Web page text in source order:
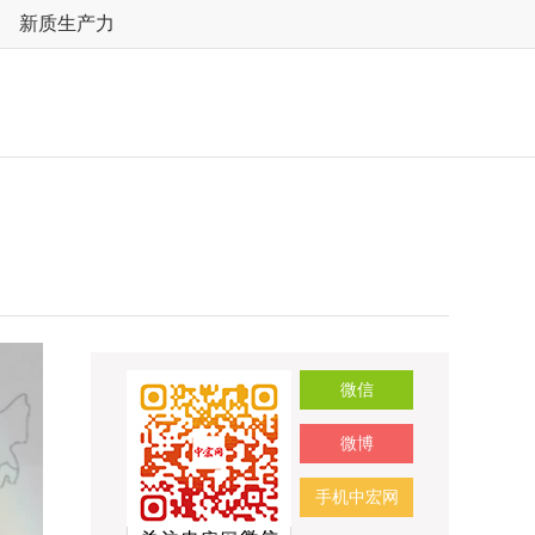
新质生产力
微信
微博
手机中宏网